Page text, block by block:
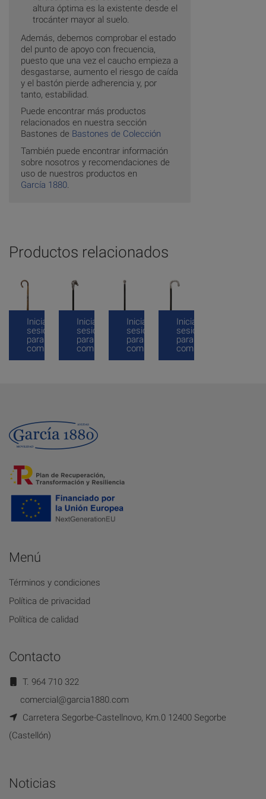
altura óptima es la existente desde el
trocánter mayor al suelo.
Además, debemos comprobar el estado
del punto de apoyo con frecuencia,
puesto que una vez el caucho empieza a
desgastarse, aumento el riesgo de caída
y el bastón pierde adherencia y, por
tanto, estabilidad.
Puede encontrar más productos
relacionados en nuestra sección
Bastones de Bastones de Colección
También puede encontrar información
sobre nosotros y recomendaciones de
uso de nuestros productos en
García 1880
Productos relacionados
Inicia
sesión
para
comprar
Inicia
sesión
para
comprar
Inicia
sesión
para
comprar
Inicia
sesión
para
comprar
Menú
Términos y condiciones
Política de privacidad
Política de calidad
Contacto
T. 964 710 322
comercial@garcia1880.com
Carretera Segorbe-Castellnovo, Km.0 12400 Segorbe
(Castellón)
Noticias